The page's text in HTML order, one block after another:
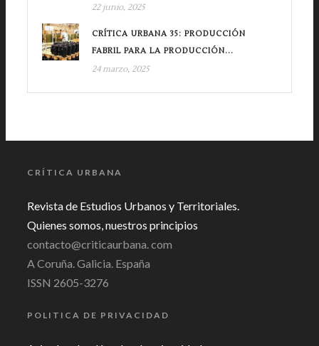
22 junio, 2025
CRÍTICA URBANA 35: PRODUCCIÓN
FABRIL PARA LA PRODUCCIÓN...
24 marzo, 2025
CRÍTICA URBANA
Revista de Estudios Urbanos y Territoriales.
Quienes somos, nuestros principios
contacto@criticaurbana. com
A Coruña. Galicia. España
ISSN 2605-3276
POLITICA DE PRIVACIDAD